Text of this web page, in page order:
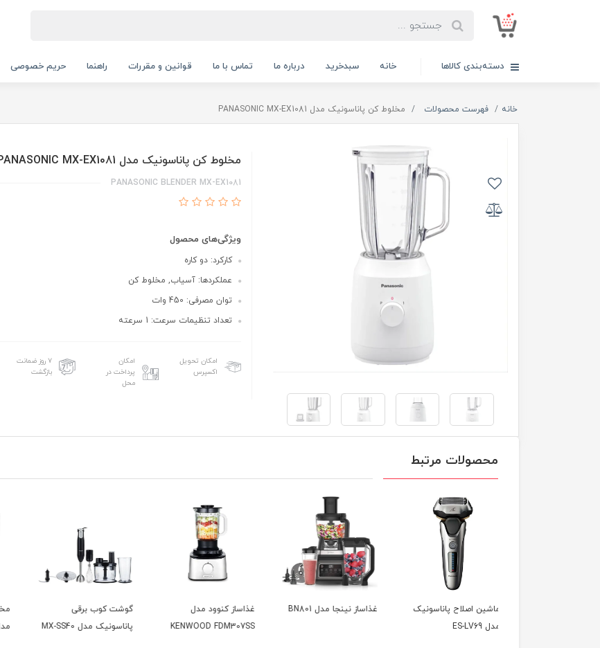
دسته‌بندی کالاها خانه سبدخرید درباره ما تماس با ما قوانین و مقررات راهنما حریم خصوصی
خانه فهرست محصولات مخلوط کن پاناسونیک مدل PANASONIC MX-EX1081
مخلوط کن پاناسونیک مدل PANASONIC MX-EX1081
PANASONIC BLENDER MX-EX1081
ویژگی‌های محصول
کارکرد: دو کاره
عملکردها: آسیاب, مخلوط کن
توان مصرفی: 450 وات
تعداد تنظیمات سرعت: 1 سرعته
امکان تحویل
اکسپرس
امکان
پرداخت در
محل
۷ روز ضمانت
بازگشت
محصولات مرتبط
غذاساز نینجا مدل BN801
غذاساز کنوود مدل
گوشت کوب برقی
پاناسونیک مدل MX-SS40
مخلوط کن پاناسونیک
مدل 5421